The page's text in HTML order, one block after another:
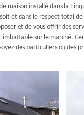
maison installé dans la
et dans le respect total
et de vous offrir des
sur le marché.
des particuliers ou des